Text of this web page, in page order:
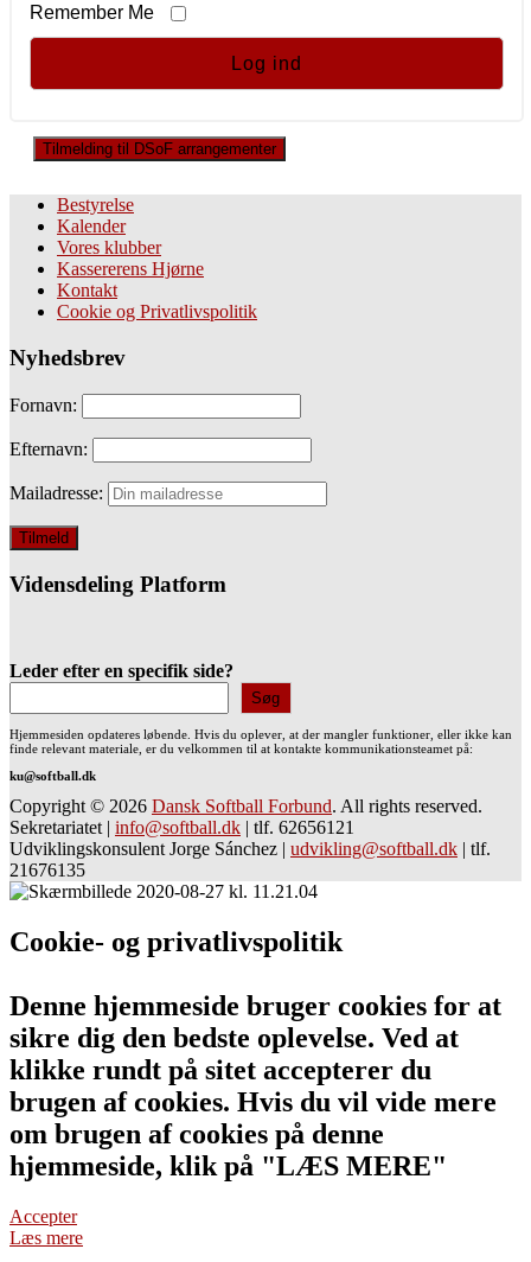
Remember Me
Tilmelding til DSoF arrangementer
Bestyrelse
Kalender
Vores klubber
Kassererens Hjørne
Kontakt
Cookie og Privatlivspolitik
Nyhedsbrev
Fornavn:
Efternavn:
Mailadresse:
Vidensdeling Platform
Leder efter en specifik side?
Søg
Hjemmesiden opdateres løbende. Hvis du oplever, at der mangler funktioner, eller ikke kan
finde relevant materiale, er du velkommen til at kontakte kommunikationsteamet på:
ku@softball.dk
Copyright © 2026 Dansk Softball Forbund. All rights reserved.
Sekretariatet | info@softball.dk | tlf. 62656121
Udviklingskonsulent Jorge Sánchez | udvikling@softball.dk | tlf.
21676135
Cookie- og privatlivspolitik
Denne hjemmeside bruger cookies for at
sikre dig den bedste oplevelse. Ved at
klikke rundt på sitet accepterer du
brugen af cookies. Hvis du vil vide mere
om brugen af cookies på denne
hjemmeside, klik på "LÆS MERE"
Accepter
Læs mere